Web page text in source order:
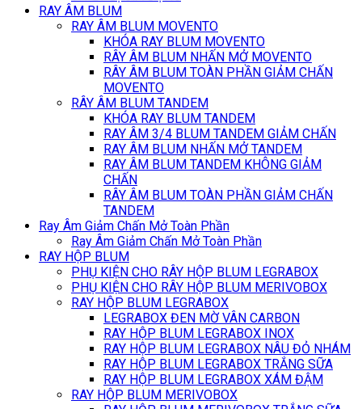
RAY ÂM BLUM
RAY ÂM BLUM MOVENTO
KHÓA RAY BLUM MOVENTO
RÂY ÂM BLUM NHẤN MỞ MOVENTO
RÂY ÂM BLUM TOÀN PHẦN GIẢM CHẤN
MOVENTO
RÂY ÂM BLUM TANDEM
KHÓA RAY BLUM TANDEM
RAY ÂM 3/4 BLUM TANDEM GIẢM CHẤN
RAY ÂM BLUM NHẤN MỞ TANDEM
RAY ÂM BLUM TANDEM KHÔNG GIẢM
CHẤN
RÂY ÂM BLUM TOÀN PHẦN GIẢM CHẤN
TANDEM
Ray Âm Giảm Chấn Mở Toàn Phần
Ray Âm Giảm Chấn Mở Toàn Phần
RAY HỘP BLUM
PHỤ KIỆN CHO RÂY HỘP BLUM LEGRABOX
PHỤ KIỆN CHO RÂY HỘP BLUM MERIVOBOX
RAY HỘP BLUM LEGRABOX
LEGRABOX ĐEN MỜ VÂN CARBON
RAY HỘP BLUM LEGRABOX INOX
RAY HỘP BLUM LEGRABOX NÂU ĐỎ NHÁM
RAY HỘP BLUM LEGRABOX TRẮNG SỮA
RAY HỘP BLUM LEGRABOX XÁM ĐẬM
RAY HỘP BLUM MERIVOBOX